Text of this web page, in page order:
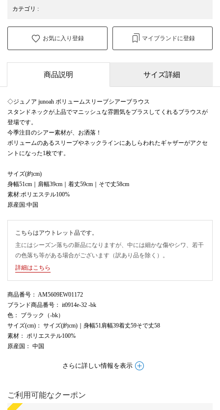
カテゴリ :
お気に入り登録 マイブランドに登録
商品説明 サイズ詳細
◇ジュノア junoah ボリュームスリーブシアーブラウス
スタンドネックが上品でマニッシュな雰囲気をプラスしてくれるブラウスが
登場です。
今季注目のシアー素材が、お洒落！
ボリュームのあるスリーブやネックラインにあしらわれたギャザーがアクセ
ントになった1枚です。
サイズ(約cm)
身幅51cm｜肩幅39cm｜着丈59cm｜そで丈58cm
素材:ポリエステル100%
原産国:中国
こちらはアウトレット品です。
主にはシーズン落ちの新品になりますが、中には細かな傷やシワ、若干
の色落ち等がある場合がございます（訳あり品を除く）。
詳細はこちら
商品番号 ： AM5609EW01172
ブランド商品番号 ： it0914e-32 -bk
色 ： ブラック（-bk）
サイズ(cm) ： サイズ(約cm)｜身幅51肩幅39着丈59そで丈58
素材 ： ポリエステル100%
原産国 ： 中国
さらに詳しい情報を表示
ご利用可能なクーポン